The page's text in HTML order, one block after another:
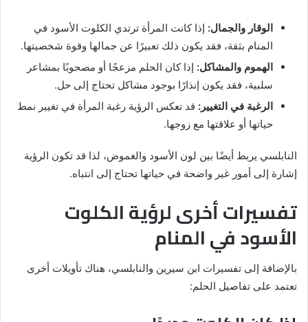
الوقار والجمال: إذا كانت المرأة ترتدي الكلوت الأسود في
المنام بثقة، فقد يكون ذلك تعبيرًا عن جمالها وقوة شخصيتها.
الهموم والمشاكل: إذا كان الحلم مزعجًا أو مصحوبًا بمشاعر
سلبية، فقد يكون إنذارًا بوجود مشاكل تحتاج إلى حل.
الرغبة في التغيير: قد تعكس الرؤية رغبة المرأة في تغيير نمط
حياتها أو علاقتها مع زوجها.
النابلسي يربط أيضًا بين لون الأسود والغموض، لذا قد تكون الرؤية
إشارة إلى أمور غير واضحة في حياتها تحتاج إلى انتباه.
تفسيرات أخرى لرؤية الكلوت
الأسود في المنام
بالإضافة إلى تفسيرات ابن سيرين والنابلسي، هناك تأويلات أخرى
تعتمد على تفاصيل الحلم: